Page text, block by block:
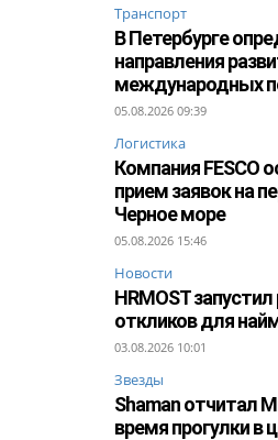
Транспорт
В Петербурге
направления
международных
05.08.2026 09:39
Логистика
Компания FESCO
прием заявок на
Черное море
05.08.2026 15:46
Новости
HRMOST
откликов для
03.08.2026 10:01
Звезды
Shaman отчитал
время прогулки в